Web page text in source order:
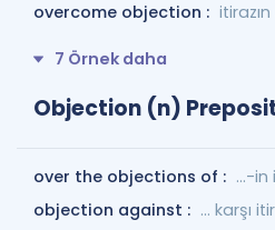
overcome objection :
7 Örnek daha
Objection (n)
over the objections of : ...-in
objection against : ... karşı